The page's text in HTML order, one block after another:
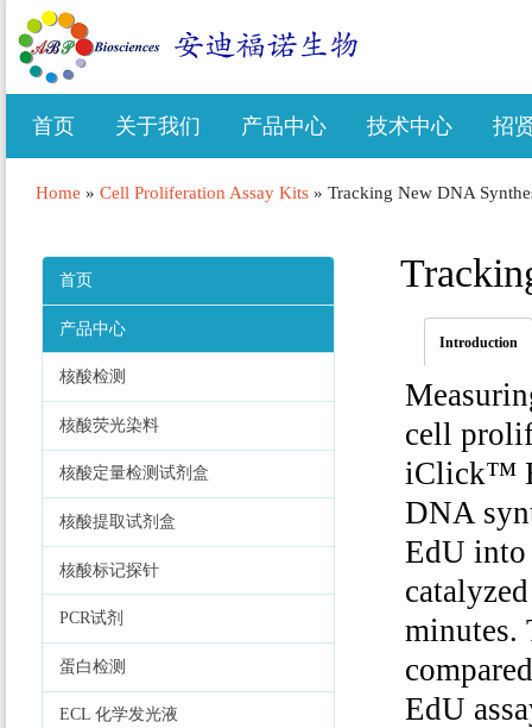
首页 关于我们 产品中心 技术中心 招
Home » Cell Proliferation Assay Kits » Tracking New DNA
首页
产品中心
核酸检测
核酸荧光染料
核酸定量检测试剂盒
核酸提取试剂盒
核酸标记探针
PCR试剂
蛋白检测
ECL 化学发光液
Introduction
cell
iClick™
DNA
EdU into
minutes.
EdU